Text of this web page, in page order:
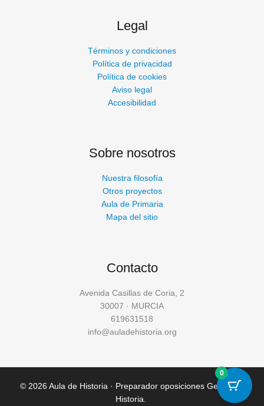
Legal
Términos y condiciones
Política de privacidad
Política de cookies
Aviso legal
Accesibilidad
Sobre nosotros
Nuestra filosofía
Otros proyectos
Aula de Primaria
Mapa del sitio
Contacto
Avenida Casillas de Coria, 2
30007 · MURCIA
619631518
info@auladehistoria.org
© 2026 Aula de Historia · Preparador oposiciones Geografía
Historia.
0